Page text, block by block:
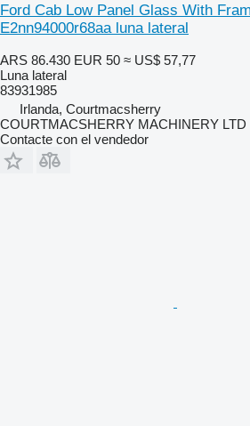
Ford Cab Low Panel Glass With
E2nn94000r68aa luna lateral
ARS 86.430 EUR 50 ≈ US$ 57,77
Luna lateral
83931985
Irlanda, Courtmacsherry
COURTMACSHERRY MACHINERY LTD
Contacte con el vendedor